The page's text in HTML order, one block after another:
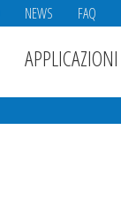
NEWS FAQ
APPLICAZIONI